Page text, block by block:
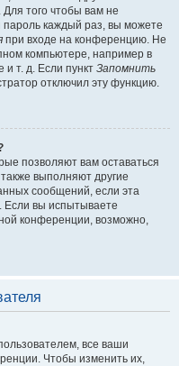
того чтобы вам не
пароль каждый раз, вы можете
при входе на конференцию. Не
компьютере, например в
и т. д. Если пункт Запомнить
отключил эту функцию.
позволяют вам оставаться
выполняют другие
сообщений, если эта
Если вы испытываете
конференции, возможно,
все ваши
Чтобы изменить их,